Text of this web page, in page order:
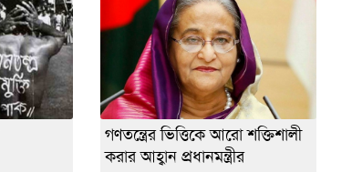
গণতন্ত্রের ভিত্তিকে আরো শক্তিশালী
করার আহ্বান প্রধানমন্ত্রীর